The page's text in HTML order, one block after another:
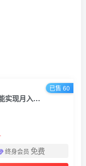
用免费AI工具制作火柴人动画，小白也能实现月入过万
终身会员 免费
已售 60